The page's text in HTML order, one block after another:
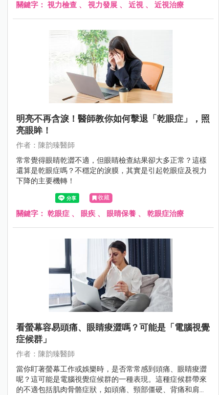
關鍵字： 視力檢查 、 視力發展 、 近視 、 近視治療
明亮不再含淚！醫師教你如何擊退「乾眼症」，照
亮眼眸！
作者：陳韵臻醫師
常常覺得眼睛乾澀不適，但眼睛檢查結果卻大多正常？這樣
還算是乾眼症嗎？不穩定的淚膜，其實是引起乾眼症及視力
下降的主要機轉！
收藏
關鍵字： 乾眼症 、 眼疾 、 眼睛保養 、 乾眼症治療
看螢幕容易頭痛、眼睛痠澀嗎？可能是「電腦視覺
症候群」
作者：陳韵臻醫師
當你盯著螢幕工作或娛樂時，是否常常感到頭痛、眼睛痠澀
呢？這可能是電腦視覺症候群的一種表現。這種症候群帶來
的不適包括肌肉骨骼症狀，如頭痛、頸部僵硬、背痛和肩